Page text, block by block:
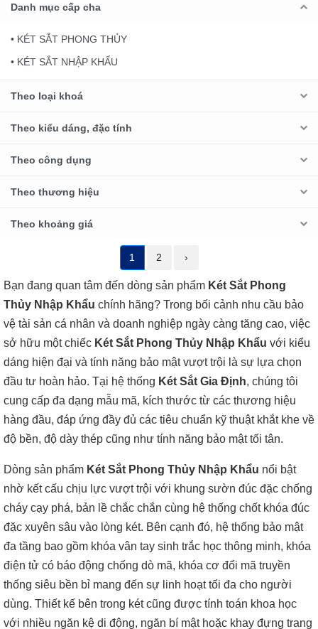
Danh mục cấp cha
• KÉT SẮT PHONG THỦY
• KÉT SẮT NHẬP KHẨU
Theo loại khoá
Theo kiểu dáng, đặc tính
Theo công dụng
Theo thương hiệu
Theo khoảng giá
1 2 ›
Bạn đang quan tâm đến dòng sản phẩm Két Sắt Phong
Thủy Nhập Khẩu chính hãng? Trong bối cảnh nhu cầu bảo
vệ tài sản cá nhân và doanh nghiệp ngày càng tăng cao, việc
sở hữu một chiếc Két Sắt Phong Thủy Nhập Khẩu với kiểu
dáng hiện đại và tính năng bảo mật vượt trội là sự lựa chọn
đầu tư hoàn hảo. Tại hệ thống Két Sắt Gia Định, chúng tôi
cung cấp đa dạng mẫu mã, kích thước từ các thương hiệu
hàng đầu, đáp ứng đầy đủ các tiêu chuẩn kỹ thuật khắt khe về
độ bền, độ dày thép cũng như tính năng bảo mật tối tân.
Dòng sản phẩm Két Sắt Phong Thủy Nhập Khẩu nổi bật
nhờ kết cấu chịu lực vượt trội với khung sườn đúc đặc chống
cháy cạy phá, bản lề chắc chắn cùng hệ thống chốt khóa đúc
đặc xuyên sâu vào lòng két. Bên cạnh đó, hệ thống bảo mật
đa tầng bao gồm khóa vân tay sinh trắc học thông minh, khóa
điện tử có báo động chống dò mã, khóa cơ đổi mã truyền
thống siêu bền bỉ mang đến sự linh hoạt tối đa cho người
dùng. Thiết kế bên trong két cũng được tính toán khoa học
với nhiều ngăn kệ di động, ngăn bí mật hoặc khay đựng trang